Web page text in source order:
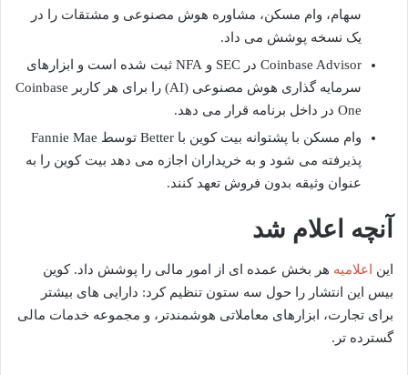
سهام، وام مسکن، مشاوره هوش مصنوعی و مشتقات را در
یک نسخه پوشش می داد.
Coinbase Advisor در SEC و NFA ثبت شده است و ابزارهای
سرمایه گذاری هوش مصنوعی (AI) را برای هر کاربر Coinbase
One در داخل برنامه قرار می دهد.
وام مسکن با پشتوانه بیت کوین با Better توسط Fannie Mae
پذیرفته می شود و به خریداران اجازه می دهد بیت کوین را به
عنوان وثیقه بدون فروش تعهد کنند.
آنچه اعلام شد
این اعلامیه هر بخش عمده ای از امور مالی را پوشش داد. کوین
بیس این انتشار را حول سه ستون تنظیم کرد: دارایی های بیشتر
برای تجارت، ابزارهای معاملاتی هوشمندتر، و مجموعه خدمات مالی
گسترده تر.